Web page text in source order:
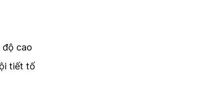
độ cao
tiết tố